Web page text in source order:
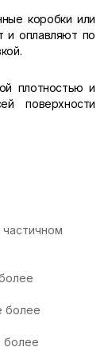
коробки или
и оплавляют по
плотностью и
поверхности
более
более